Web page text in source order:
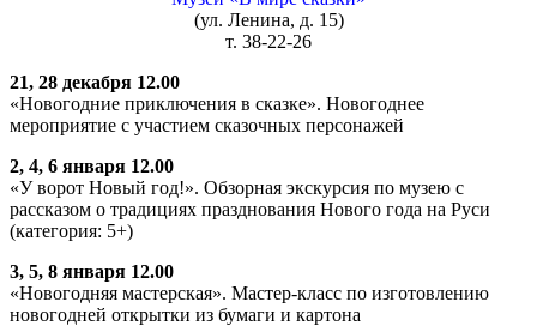
(ул. Ленина, д. 15)
т. 38-22-26
21, 28 декабря 12.00
«Новогодние приключения в сказке». Новогоднее
мероприятие с участием сказочных персонажей
2, 4, 6 января 12.00
«У ворот Новый год!». Обзорная экскурсия по музею с
рассказом о традициях празднования Нового года на Руси
(категория: 5+)
3, 5, 8 января 12.00
«Новогодняя мастерская». Мастер-класс по изготовлению
новогодней открытки из бумаги и картона